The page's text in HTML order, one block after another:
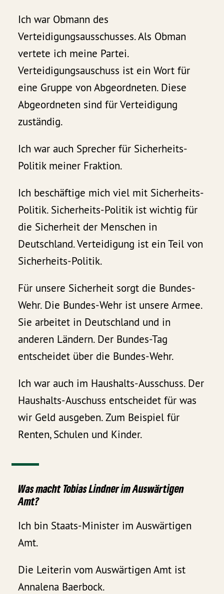
Ich war Obmann des
Verteidigungsausschusses. Als Obman
vertete ich meine Partei.
Verteidigungsauschuss ist ein Wort für
eine Gruppe von Abgeordneten. Diese
Abgeordneten sind für Verteidigung
zuständig.
Ich war auch Sprecher für Sicherheits-
Politik meiner Fraktion.
Ich beschäftige mich viel mit Sicherheits-
Politik. Sicherheits-Politik ist wichtig für
die Sicherheit der Menschen in
Deutschland. Verteidigung ist ein Teil von
Sicherheits-Politik.
Für unsere Sicherheit sorgt die Bundes-
Wehr. Die Bundes-Wehr ist unsere Armee.
Sie arbeitet in Deutschland und in
anderen Ländern. Der Bundes-Tag
entscheidet über die Bundes-Wehr.
Ich war auch im Haushalts-Ausschuss. Der
Haushalts-Auschuss entscheidet für was
wir Geld ausgeben. Zum Beispiel für
Renten, Schulen und Kinder.
Was macht Tobias Lindner im Auswärtigen
Amt?
Ich bin Staats-Minister im Auswärtigen
Amt.
Die Leiterin vom Auswärtigen Amt ist
Annalena Baerbock.